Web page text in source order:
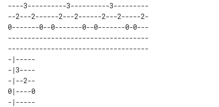
----3----------3----------3---------
--2---2------2---2------2---2-----2-
0-------0--0-------0--0-------0-0---
------------------------------------
------------------------------------
-|-----
-|3----
-|--2--
0|----0
-|-----